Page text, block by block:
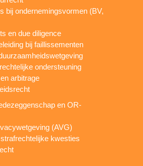
bij ondernemingsvormen (BV,
en due diligence
bij faillissementen
ondersteuning
arbitrage
en OR-
(AVG)
kwesties